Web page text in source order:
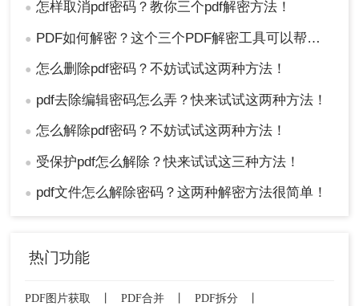
方法三、寻求专业人士的帮助。
可以考虑寻求专业人士的帮助。有些公司或个人提供
● 怎样取消pdf密码？教你三个pdf解密方法！
● PDF如何解密？这个三个PDF解密工具可以帮你！
● 怎么删除pdf密码？不妨试试这两种方法！
● pdf去除编辑密码怎么弄？快来试试这两种方法！
● 怎么解除pdf密码？不妨试试这两种方法！
● 受保护pdf怎么解除？快来试试这三种方法！
● pdf文件怎么解除密码？这两种解密方法很简单！
热门功能
PDF图片获取 PDF合并 PDF拆分